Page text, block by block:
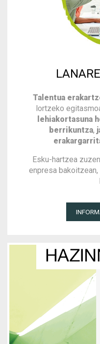
Talentua
lortzeko
lehiakortasuna
berrikuntza,
Esku-hartzea
enpresa